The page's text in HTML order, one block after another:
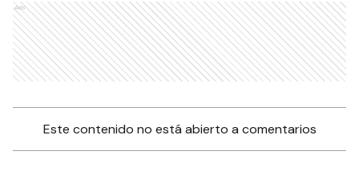
Ads
Este contenido no está abierto a comentarios